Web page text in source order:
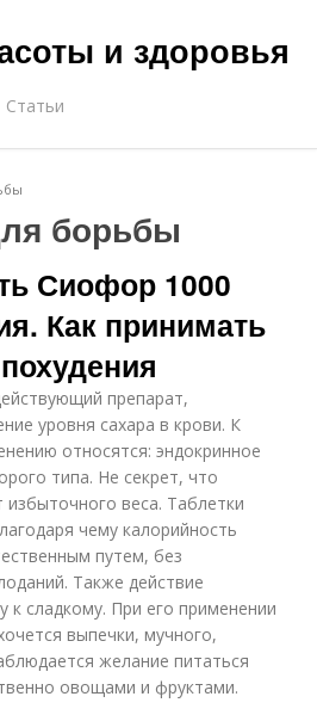
и здоровья
Статьи
борьбы
Сиофор 1000
Как принимать
препарат,
уровня сахара в крови. К
относятся: эндокринное
типа. Не секрет, что
веса. Таблетки
чему калорийность
путем, без
Также действие
к сладкому. При его применении
выпечки, мучного,
желание питаться
овощами и фруктами.